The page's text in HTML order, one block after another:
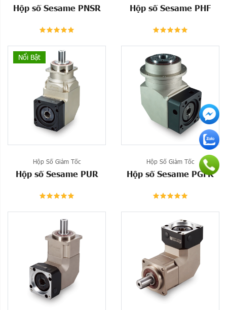
Hộp số Sesame PNSR Hộp số Sesame PHF
Nổi Bật
Hộp Số Giảm Tốc
Hộp số Sesame PUR
Hộp Số Giảm Tốc
Hộp số Sesame PGFR